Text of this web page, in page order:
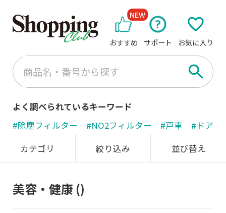
おすすめ
NEW
サポート お気に入り
よく調べられているキーワード
#除塵フィルター
#NO2フィルター #戸車
#ドアノ
カテゴリ
絞り込み 並び替え
美容・健康 ()